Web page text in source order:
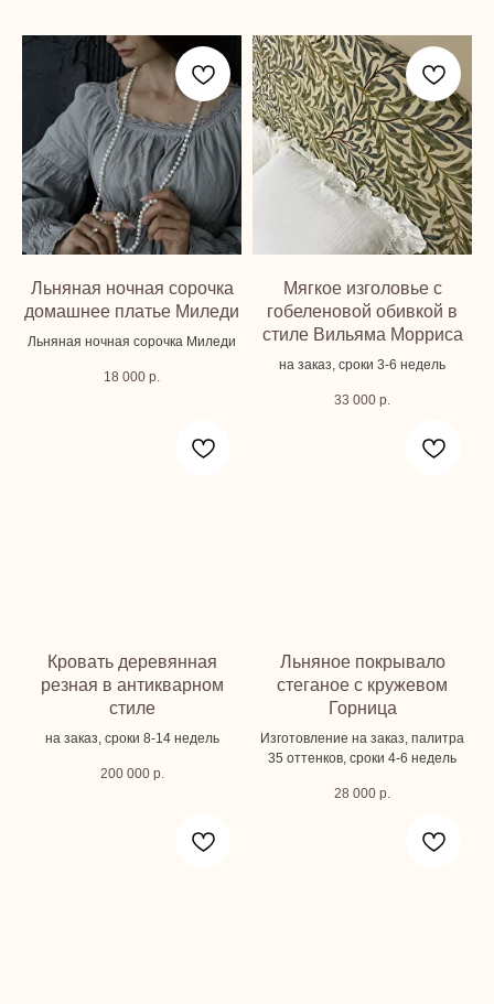
Льняная ночная сорочка
домашнее платье Миледи
Льняная ночная сорочка Миледи
18 000 р.
Мягкое изголовье с
гобеленовой обивкой в
стиле Вильяма Морриса
на заказ, сроки 3-6 недель
33 000 р.
Кровать деревянная
резная в антикварном
стиле
на заказ, сроки 8-14 недель
200 000 р.
Льняное покрывало
стеганое с кружевом
Горница
Изготовление на заказ, палитра
35 оттенков, сроки 4-6 недель
28 000 р.